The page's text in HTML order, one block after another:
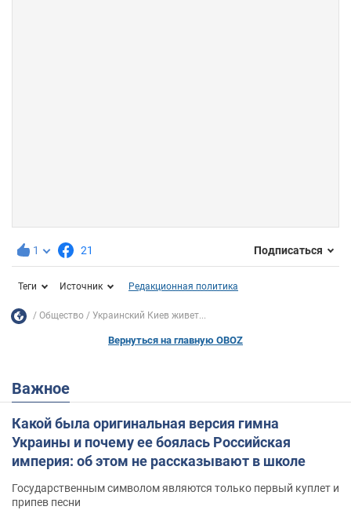
1 21 Подписаться
Теги Источник Редакционная политика
Общество Украинский Киев живет...
Вернуться на главную OBOZ
Важное
Какой была оригинальная версия гимна
Украины и почему ее боялась Российская
империя: об этом не рассказывают в школе
Государственным символом являются только первый куплет и
припев песни